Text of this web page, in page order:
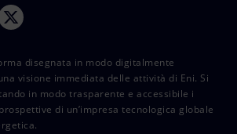
disegnata in modo digitalmente
visione immediata delle attività di Eni. Si
in modo trasparente e accessibile i
di un’impresa tecnologica globale